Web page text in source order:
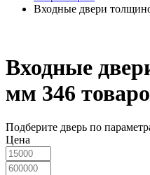
Входные двери
Входные
мм 346
Подберите дверь по
Цена